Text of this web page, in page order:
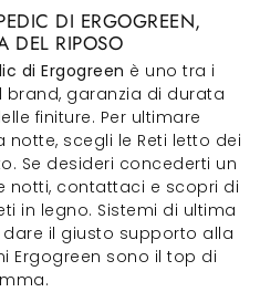
DI ERGOGREEN,
DEL RIPOSO
di Ergogreen è uno tra i
garanzia di durata
finiture. Per ultimare
scegli le Reti letto dei
Se desideri concederti un
notti, contattaci e scopri di
in legno. Sistemi di ultima
il giusto supporto alla
Ergogreen sono il top di